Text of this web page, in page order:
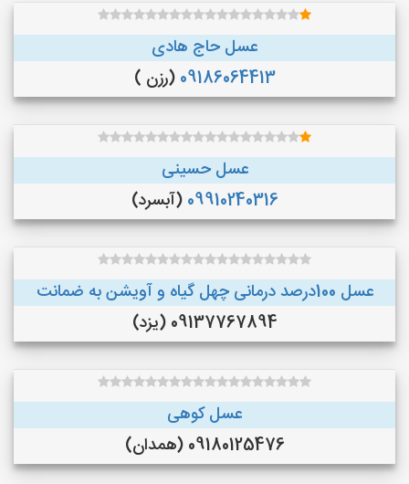
عسل حاج هادی
09186064413 (رزن )
عسل حسینی
09910240316 (آبسرد)
عسل 100درصد درمانی چهل گیاه و آویشن به ضمانت
09137767894 (یزد)
عسل کوهی
09180125476 (همدان)